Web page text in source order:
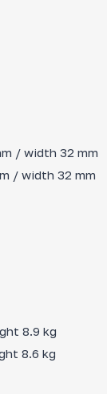
/ width 32 mm
/ width 32 mm
8.9 kg
8.6 kg